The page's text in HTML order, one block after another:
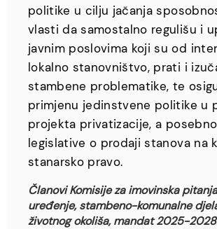
politike u cilju jačanja
vlasti da samostalno regulišu i
javnim poslovima koji su od
lokalno stanovništvo, prati i
stambene problematike, te
primjenu jedinstvene politike u
projekta privatizacije, a
legislative o prodaji stanova na
stanarsko pravo.
Članovi Komisije za imovinska
uređenje, stambeno-komunalne
životnog okoliša, mandat 2025-